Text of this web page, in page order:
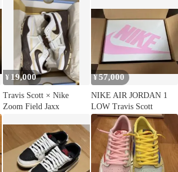
¥ 19,000
Travis Scott × Nike
Zoom Field Jaxx
¥57,000
NIKE AIR JORDAN 1
LOW Travis Scott